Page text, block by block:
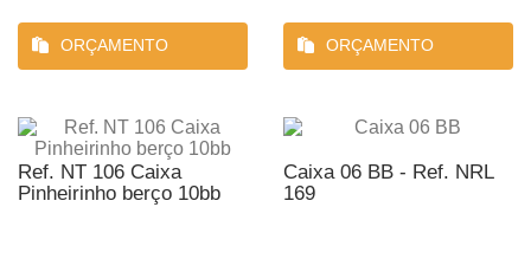
ORÇAMENTO ORÇAMENTO
Ref. NT 106 Caixa
Pinheirinho berço 10bb
Caixa 06 BB - Ref. NRL
169